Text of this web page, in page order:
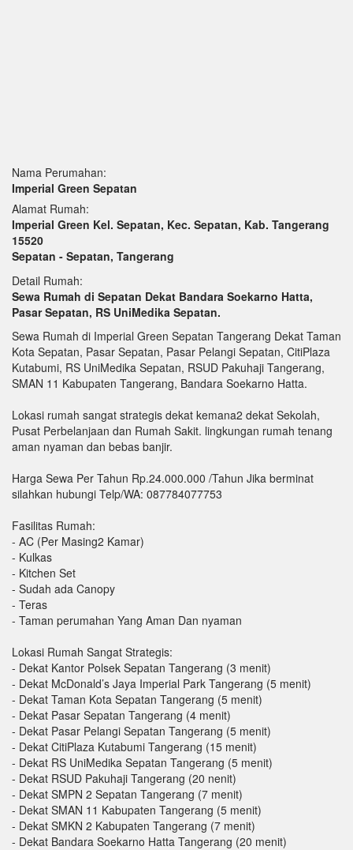
Nama Perumahan:
Imperial Green Sepatan
Alamat Rumah:
Imperial Green Kel. Sepatan, Kec. Sepatan, Kab. Tangerang
15520
Sepatan - Sepatan, Tangerang
Detail Rumah:
Sewa Rumah di Sepatan Dekat Bandara Soekarno Hatta,
Pasar Sepatan, RS UniMedika Sepatan.
Sewa Rumah di Imperial Green Sepatan Tangerang Dekat Taman
Kota Sepatan, Pasar Sepatan, Pasar Pelangi Sepatan, CitiPlaza
Kutabumi, RS UniMedika Sepatan, RSUD Pakuhaji Tangerang,
SMAN 11 Kabupaten Tangerang, Bandara Soekarno Hatta.
Lokasi rumah sangat strategis dekat kemana2 dekat Sekolah,
Pusat Perbelanjaan dan Rumah Sakit. lingkungan rumah tenang
aman nyaman dan bebas banjir.
Harga Sewa Per Tahun Rp.24.000.000 /Tahun Jika berminat
silahkan hubungi Telp/WA: 087784077753
Fasilitas Rumah:
- AC (Per Masing2 Kamar)
- Kulkas
- Kitchen Set
- Sudah ada Canopy
- Teras
- Taman perumahan Yang Aman Dan nyaman
Lokasi Rumah Sangat Strategis:
- Dekat Kantor Polsek Sepatan Tangerang (3 menit)
- Dekat McDonald’s Jaya Imperial Park Tangerang (5 menit)
- Dekat Taman Kota Sepatan Tangerang (5 menit)
- Dekat Pasar Sepatan Tangerang (4 menit)
- Dekat Pasar Pelangi Sepatan Tangerang (5 menit)
- Dekat CitiPlaza Kutabumi Tangerang (15 menit)
- Dekat RS UniMedika Sepatan Tangerang (5 menit)
- Dekat RSUD Pakuhaji Tangerang (20 nenit)
- Dekat SMPN 2 Sepatan Tangerang (7 menit)
- Dekat SMAN 11 Kabupaten Tangerang (5 menit)
- Dekat SMKN 2 Kabupaten Tangerang (7 menit)
- Dekat Bandara Soekarno Hatta Tangerang (20 menit)